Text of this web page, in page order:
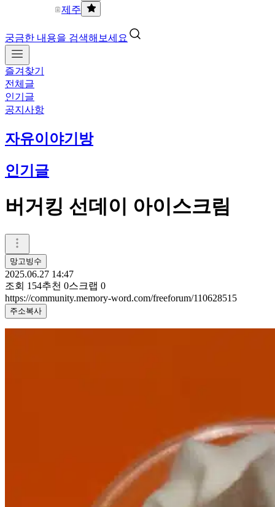
제주
궁금한 내용을 검색해보세요
즐겨찾기
전체글
인기글
공지사항
자유이야기방
인기글
버거킹 선데이 아이스크림
망고빙수
2025.06.27 14:47
조회 154추천 0스크랩 0
https://community.memory-word.com/freeforum/110628515
주소복사